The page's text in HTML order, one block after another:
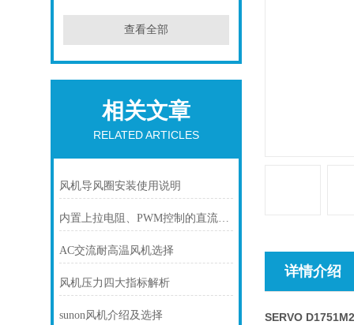
查看全部
相关文章
RELATED ARTICLES
风机导风圈安装使用说明
内置上拉电阻、PWM控制的直流风机接线
AC交流耐高温风机选择
风机压力四大指标解析
sunon风机介绍及选择
详情介绍
SERVO